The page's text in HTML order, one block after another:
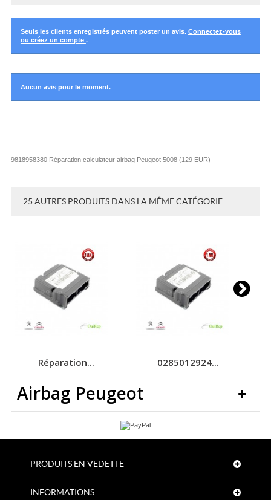
Seuls les clients enregistrés peuvent poster un avis. Connectez-vous
ou créez un compte .
Aucun avis pour le moment.
9818958380 Réparation calculateur airbag Peugeot 5008 (129 EUR)
25 AUTRES PRODUITS DANS LA MÊME CATÉGORIE :
Réparation... 0285012924...
Airbag Peugeot
PRODUITS EN VEDETTE
INFORMATIONS